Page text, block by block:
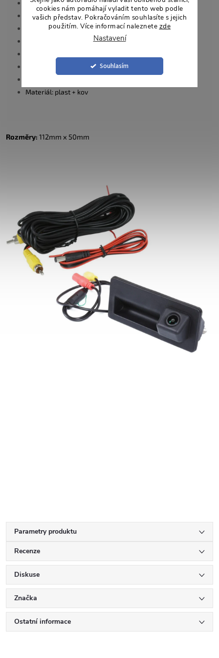
cookies nám pomáhají vyladit tento web podle
vašich představ. Pokračováním souhlasíte s jejich
použitím. Více informací naleznete zde
Nastavení
Souhlasím
poměr: Lepší než 48 dB
Úhel objektivu: 170°
Provozní teplota: -20°C+70°C RH95%
Skladovací teplota: -40°C+100°C RH95%
Watt Spotřeba proudu: 90mA Max
Materiál: plast + kov
Rozměry: 112mm x 50mm
Parametry produktu
Recenze
Diskuse
Značka
Ostatní informace